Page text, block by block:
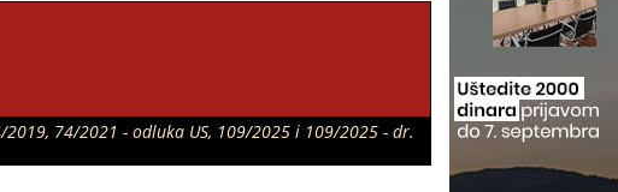
74/2021 - odluka US, 109/2025 i 109/2025 - dr.